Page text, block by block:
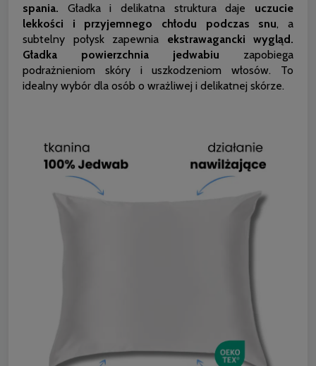
spania. Gładka i delikatna struktura daje uczucie
lekkości i przyjemnego chłodu podczas snu, a
subtelny połysk zapewnia ekstrawagancki wygląd.
Gładka powierzchnia jedwabiu zapobiega
podrażnieniom skóry i uszkodzeniom włosów. To
idealny wybór dla osób o wrażliwej i delikatnej skórze.